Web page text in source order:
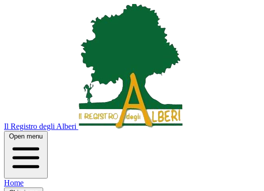
Il Registro degli Alberi
Open menu
Home